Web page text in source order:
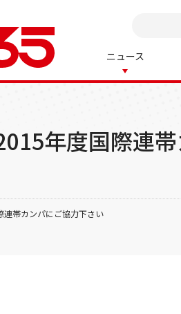
ニュース
年度国際連
連帯カンパにご協力下さい